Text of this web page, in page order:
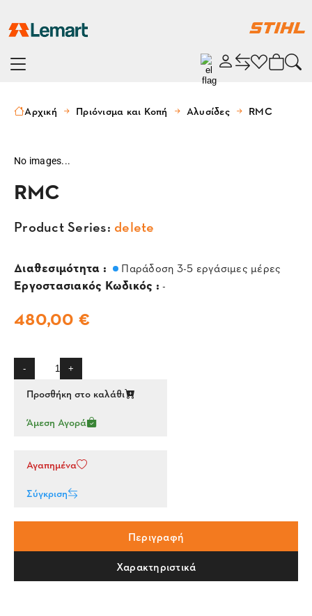
Αρχική Πριόνισμα και Κοπή Αλυσίδες RMC
No images...
RMC
Product Series: delete
Διαθεσιμότητα : Παράδοση 3-5 εργάσιμες μέρες
Εργοστασιακός Κωδικός : -
480,00 €
- +
Προσθήκη στο καλάθι
Άμεση Αγορά
Αγαπημένα
Σύγκριση
Περιγραφή
Χαρακτηριστικά